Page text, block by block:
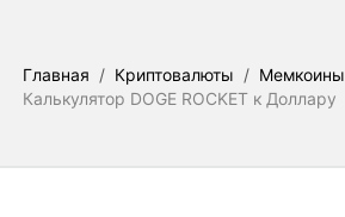
Главная / Криптовалюты / Мемкоины
Калькулятор DOGE ROCKET к Доллару